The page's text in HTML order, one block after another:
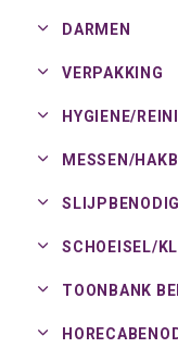
DARMEN
VERPAKKING
HYGIENE/
MESSEN/
SCHOEISEL/
TOONBANK